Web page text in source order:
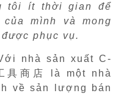
tôi ít thời gian để
mình và mong
phục vụ.
nhà sản xuất C-
具商店 là một nhà
về sản lượng bán